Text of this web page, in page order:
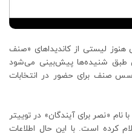
هنوز لیستی از کاندیداهای «صنف
طبق شنیده‌ها پیش‌بینی می‌شود
صنف برای حضور در انتخابات
نام «نصر برای آیندگان» در توییتر
کرده است. با این حال اطلاعات